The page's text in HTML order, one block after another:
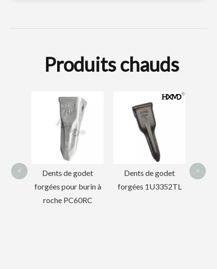
Produits chauds
Dents de godet
forgées 1U3352TL
Dents de godet
forgées 2713-
1217RC
< >